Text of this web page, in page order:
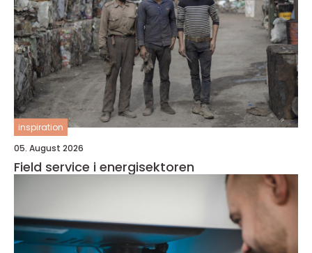
inspiration
05. August 2026
Field service i energisektoren